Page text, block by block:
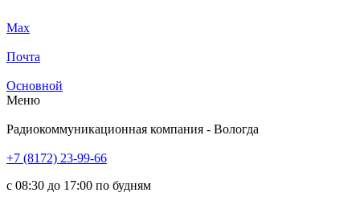
Max
Почта
Основной
Меню
Радиокоммуникационная компания - Вологда
+7 (8172) 23-99-66
с 08:30 до 17:00 по будням